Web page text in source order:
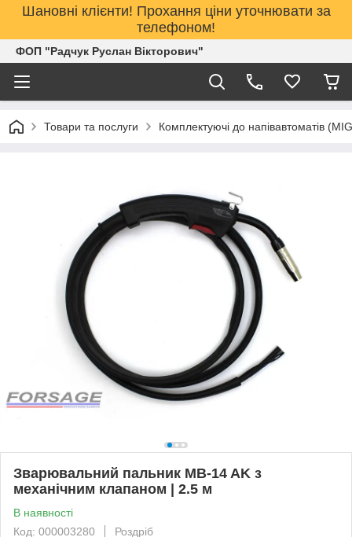
Шановні клієнти! Прохання ціни уточнювати за
телефоном!
ФОП "Радчук Руслан Вікторович"
Товари та послуги Комплектуючі до напівавтоматів
Зварювальний пальник MB-14 AK з
механічним клапаном | 2.5 м
В наявності
Код: 000003280
Роздріб